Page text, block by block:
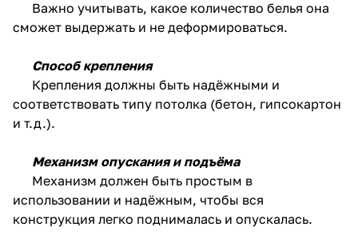
Важно учитывать, какое количество белья она
сможет выдержать и не деформироваться.
Способ крепления
Крепления должны быть надёжными и
соответствовать типу потолка (бетон, гипсокартон
и т.д.).
Механизм опускания и подъёма
Механизм должен быть простым в
использовании и надёжным, чтобы вся
конструкция легко поднималась и опускалась.